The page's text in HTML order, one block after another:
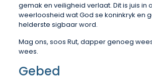
gemak en veiligheid verlaat. Dit is juis in
weerloosheid wat God se koninkryk en
helderste sigbaar word.
Mag ons, soos Rut, dapper genoeg
wees.
Gebed